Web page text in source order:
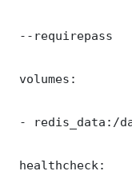
--requirepass
volumes:
- redis_data:/
healthcheck: